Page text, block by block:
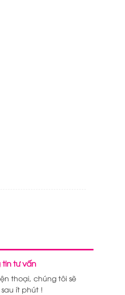
tư vấn
thoại, chúng tôi sẽ
ít phút !